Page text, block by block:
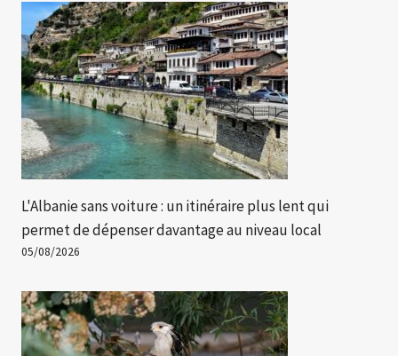
L'Albanie sans voiture : un itinéraire plus lent qui
permet de dépenser davantage au niveau local
05/08/2026